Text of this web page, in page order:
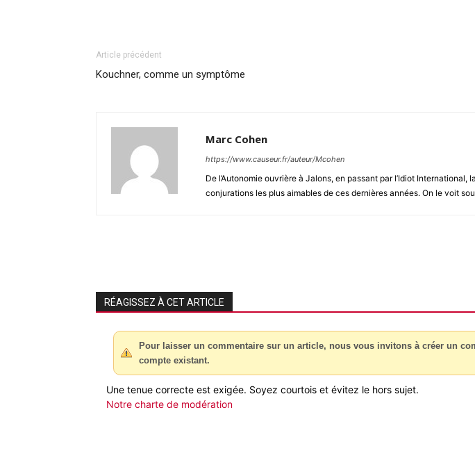
Article précédent
Kouchner, comme un symptôme
Marc Cohen
https://www.causeur.fr/auteur/Mcohen
De l’Autonomie ouvrière à Jalons, en passant par l’Idiot
conjurations les plus aimables de ces dernières années. On le voit
RÉAGISSEZ À CET ARTICLE
Pour laisser un commentaire sur un article, nous vous invitons à créer un
compte existant.
Une tenue correcte est exigée. Soyez courtois et évitez le hors sujet.
Notre charte de modération